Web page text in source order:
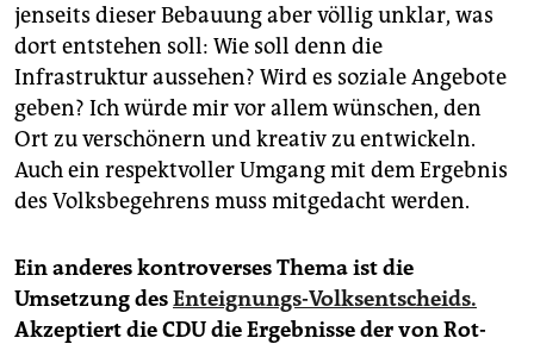
jenseits dieser Bebauung aber völlig unklar, was
dort entstehen soll: Wie soll denn die
Infrastruktur aussehen? Wird es soziale Angebote
geben? Ich würde mir vor allem wünschen, den
Ort zu verschönern und kreativ zu entwickeln.
Auch ein respektvoller Umgang mit dem Ergebnis
des Volksbegehrens muss mitgedacht werden.
Ein anderes kontroverses Thema ist die
Umsetzung desEnteignungs-Volksentscheids.
Akzeptiert die CDU die Ergebnisse der von Rot-